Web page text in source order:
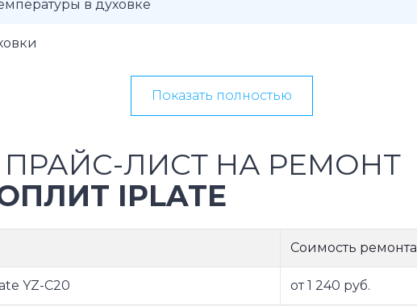
в духовке
Показать полностью
ЛИСТ НА РЕМОНТ
IPLATE
Соимость ремонта
YZ-C20 от 1 240 руб.